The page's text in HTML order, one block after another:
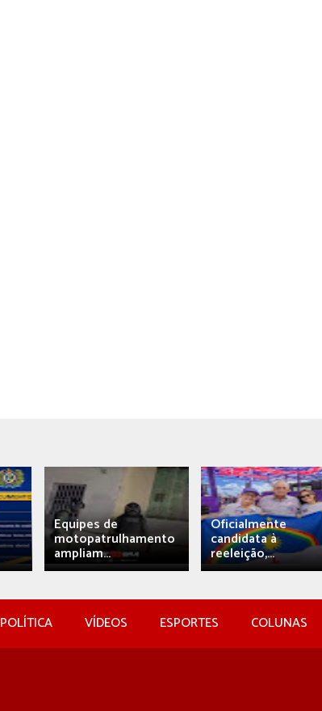
Equipes de
motopatrulhamento
ampliam...
Oficialmente
candidata à
reeleição,...
POLÍTICA VÍDEOS ESPORTES COLUNAS